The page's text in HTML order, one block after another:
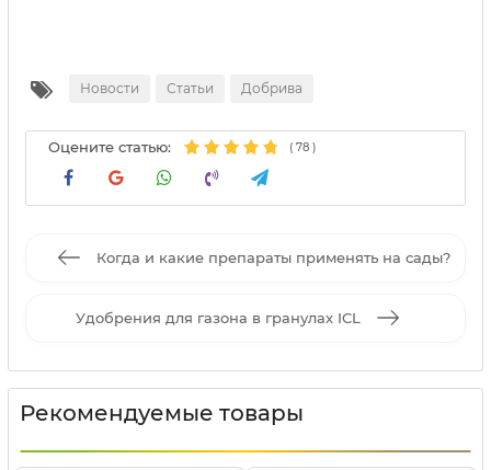
Новости Статьи Добрива
Оцените статью: ( 78 )
Когда и какие препараты применять на сады?
Удобрения для газона в гранулах ICL
Рекомендуемые товары